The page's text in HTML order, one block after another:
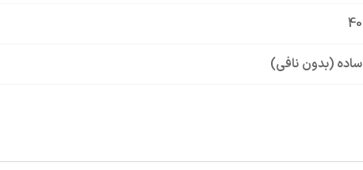
40
ساده (بدون نافی)